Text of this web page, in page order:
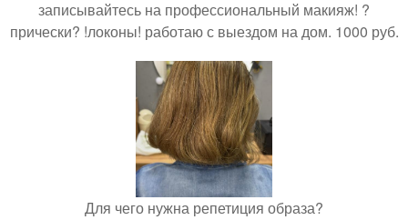
записывайтесь на профессиональный макияж! ?
прически? !локоны! работаю с выездом на дом. 1000 руб.
Для чего нужна репетиция образа?